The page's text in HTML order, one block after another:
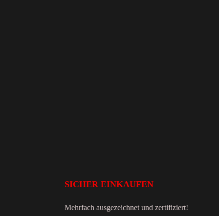
SICHER EINKAUFEN
Mehrfach ausgezeichnet und zertifiziert!